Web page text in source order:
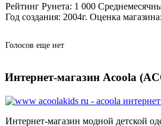
Рейтинг Рунета: 1 000
Год создания: 2004г. Оценка магазина:
Голосов еще нет
Интернет-магазин Acoola
Интернет-магазин модной детской